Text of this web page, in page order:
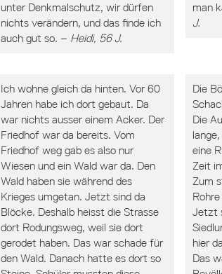
unter Denkmalschutz, wir dürfen
nichts verändern, und das finde ich
auch gut so. – Heidi, 56 J.
man
J.
Ich wohne gleich da hinten. Vor 60
Jahren habe ich dort gebaut. Da
war nichts ausser einem Acker. Der
Friedhof war da bereits. Vom
Friedhof weg gab es also nur
Wiesen und ein Wald war da. Den
Wald haben sie während des
Krieges umgetan. Jetzt sind da
Blöcke. Deshalb heisst die Strasse
dort Rodungsweg, weil sie dort
gerodet haben. Das war schade für
den Wald. Danach hatte es dort so
Die
Die
eine
Zeit
Zum
Jetzt
hier
Das